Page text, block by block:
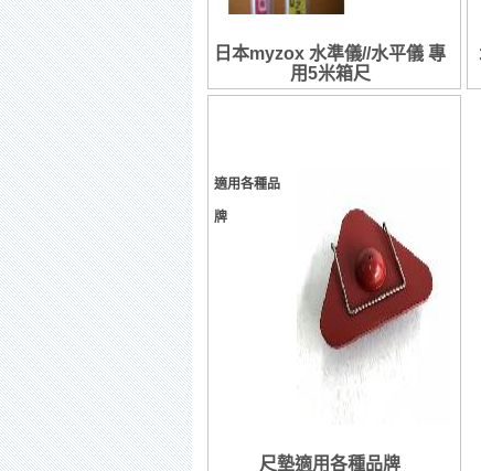
日本myzox 水準儀//水平儀 專
用5米箱尺
適用各種品
牌
尺墊適用各種品牌